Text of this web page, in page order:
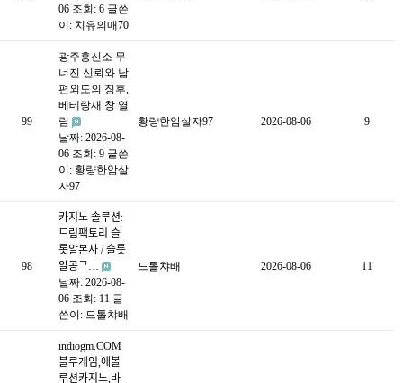
06 조회: 6 글쓴
이: 치유의매70
99
광주흥신소 무
너진 신뢰와 남
편외도의 징후,
베테랑새 창 열
림
날짜: 2026-08-
06 조회: 9 글쓴
이: 황량한암살
자97
황량한암살자97 2026-08-06 9
98
카지노 솔루션:
드림팩토리 슬
롯알본사 / 슬롯
알공ᄀ…
날짜: 2026-08-
06 조회: 11 글
쓴이: 드톨챠배
드톨챠배 2026-08-06 11
indiogm.COM
블루게임,에볼
루션카지노,바